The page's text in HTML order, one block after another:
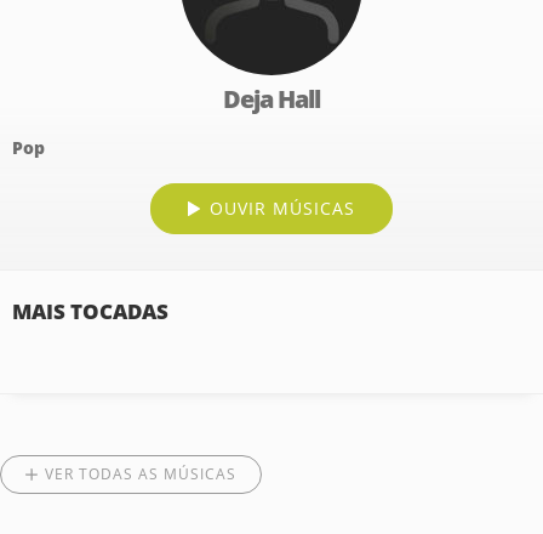
Deja Hall
Pop
OUVIR MÚSICAS
MAIS TOCADAS
VER TODAS AS MÚSICAS